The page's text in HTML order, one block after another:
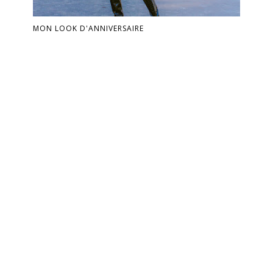
MON LOOK D'ANNIVERSAIRE